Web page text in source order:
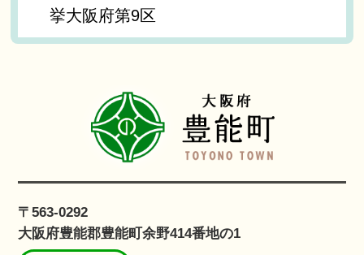
挙大阪府第9区
〒563-0292
大阪府豊能郡豊能町余野414番地の1